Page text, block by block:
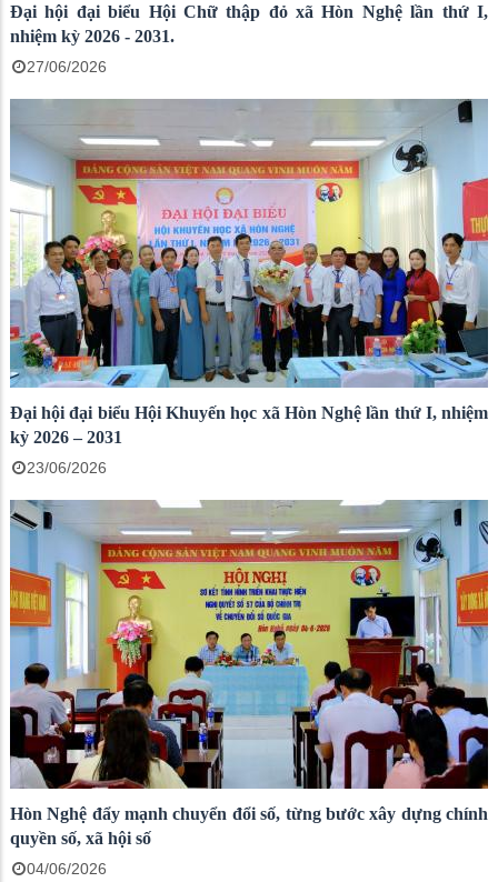
Đại hội đại biểu Hội Chữ thập đỏ xã Hòn Nghệ lần thứ I,
nhiệm kỳ 2026 - 2031.
27/06/2026
Đại hội đại biểu Hội Khuyến học xã Hòn Nghệ lần thứ I, nhiệm
kỳ 2026 – 2031
23/06/2026
Hòn Nghệ đẩy mạnh chuyển đổi số, từng bước xây dựng chính
quyền số, xã hội số
04/06/2026